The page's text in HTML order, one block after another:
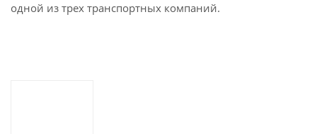
одной из трех транспортных компаний.